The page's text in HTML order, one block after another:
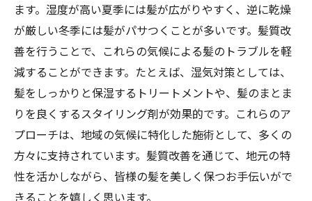
ます。湿度が高い夏季には髪が広がりやすく、逆に乾燥
が厳しい冬季には髪がパサつくことが多いです。髪質改
善を行うことで、これらの気候による髪のトラブルを軽
減することができます。たとえば、湿気対策としては、
髪をしっかりと保湿するトリートメントや、髪のまとま
りを良くするスタイリング剤が効果的です。これらのア
プローチは、地域の気候に特化した施術として、多くの
方々に支持されています。髪質改善を通じて、地元の特
性を活かしながら、皆様の髪を美しく保つお手伝いがで
きることを嬉しく思います。